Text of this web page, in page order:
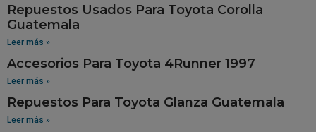
Repuestos Usados Para Toyota Corolla
Guatemala
Leer más »
Accesorios Para Toyota 4Runner 1997
Leer más »
Repuestos Para Toyota Glanza Guatemala
Leer más »